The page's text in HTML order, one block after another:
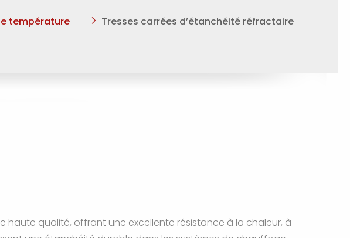
température Tresses carrées d’étanchéité réfractaire
qualité, offrant une excellente résistance à la chaleur, à